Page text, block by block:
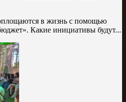
в жизнь с помощью
Какие инициативы будут...